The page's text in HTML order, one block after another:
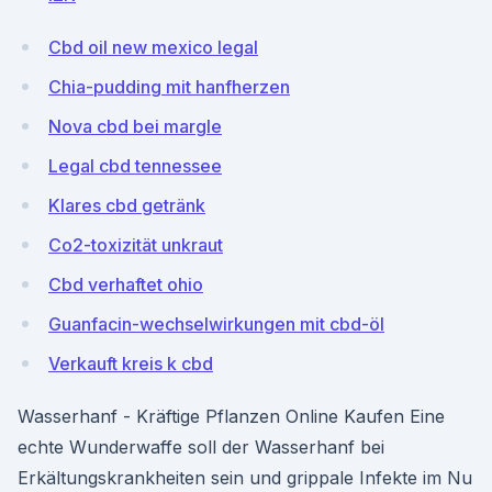
Cbd oil new mexico legal
Chia-pudding mit hanfherzen
Nova cbd bei margle
Legal cbd tennessee
Klares cbd getränk
Co2-toxizität unkraut
Cbd verhaftet ohio
Guanfacin-wechselwirkungen mit cbd-öl
Verkauft kreis k cbd
Wasserhanf - Kräftige Pflanzen Online Kaufen Eine
echte Wunderwaffe soll der Wasserhanf bei
Erkältungskrankheiten sein und grippale Infekte im Nu